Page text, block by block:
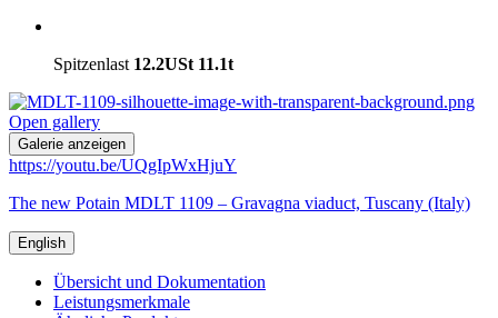
Spitzenlast 12.2USt 11.1t
Open gallery
Galerie anzeigen
https://youtu.be/UQgIpWxHjuY
The new Potain MDLT 1109 – Gravagna viaduct, Tuscany (Italy)
English
Übersicht und Dokumentation
Leistungsmerkmale